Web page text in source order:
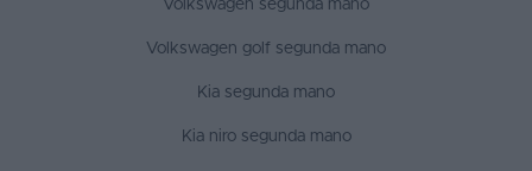
Volkswagen segunda mano
Volkswagen golf segunda mano
Kia segunda mano
Kia niro segunda mano